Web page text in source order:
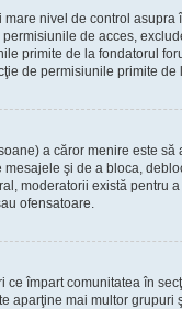
nivel de control asupra
de acces,
primite de la fondatorul
de permisiunile primite de
a căror menire este
şi de a bloca,
moderatorii există pentru
ofensatoare.
împart comunitatea în
aparţine mai multor grupuri